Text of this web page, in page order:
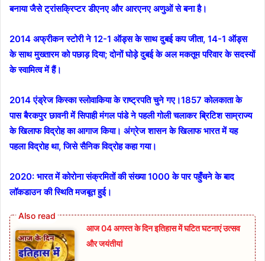
बनाया जैसे ट्रांसक्रिप्टर डीएनए और आरएनए अणुओं से बना है।
2014 अफ्रीकन स्टोरी ने 12-1 ऑड्स के साथ दुबई कप जीता, 14-1 ऑड्स
के साथ मुख्तारम को पछाड़ दिया; दोनों घोड़े दुबई के अल मकतूम परिवार के सदस्यों
के स्वामित्व में हैं।
2014 एंड्रेज किस्का स्लोवाकिया के राष्ट्रपति चुने गए।1857 कोलकाता के
पास बैरकपुर छावनी में सिपाही मंगल पांडे ने पहली गोली चलाकर ब्रिटिश साम्राज्य
के खिलाफ विद्रोह का आगाज किया। अंग्रेज शासन के खिलाफ भारत में यह
पहला विद्रोह था, जिसे सैनिक विद्रोह कहा गया।
2020: भारत में कोरोना संक्रमितों की संख्या 1000 के पार पहुँचने के बाद
लॉकडाउन की स्थिति मजबूत हुई।
आज 04 अगस्त के दिन इतिहास में घटित घटनाएं उत्सव
और जयंतीयां